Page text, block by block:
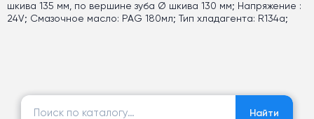
шкива 135 мм, по вершине зуба Ø шкива 130 мм; Напряжение :
24V; Смазочное масло: PAG 180мл; Тип хладагента: R134a;
Найти:
Найти